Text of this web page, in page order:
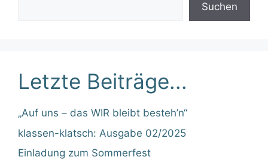
Suchen
Letzte Beiträge...
„Auf uns – das WIR bleibt besteh’n“
klassen-klatsch: Ausgabe 02/2025
Einladung zum Sommerfest